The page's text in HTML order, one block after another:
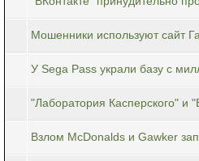
Мошенники используют сайт
У Sega Pass украли базу с
"Лаборатория Касперского" и
Взлом McDonalds и Gawker